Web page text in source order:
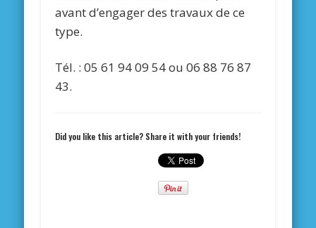
avant d’engager des travaux de ce
type.
Tél. : 05 61 94 09 54 ou 06 88 76 87
43.
Did you like this article? Share it with your friends!